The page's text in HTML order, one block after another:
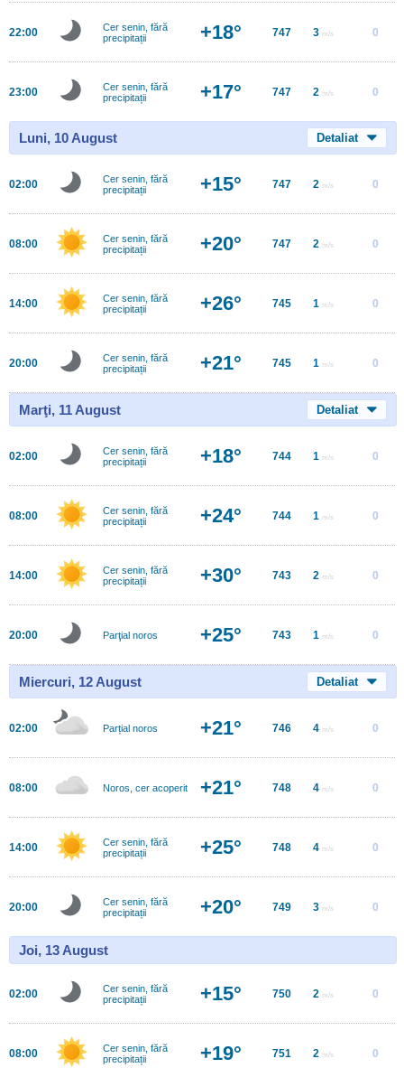
22:00
Cer senin, fără
precipitații
+18° 747 3 m/s 0
23:00
Cer senin, fără
precipitații
+17° 747 2 m/s 0
Luni, 10 August Detaliat
02:00
Cer senin, fără
precipitații
+15° 747 2 m/s 0
08:00
Cer senin, fără
precipitații
+20° 747 2 m/s 0
14:00
Cer senin, fără
precipitații
+26° 745 1 m/s 0
20:00
Cer senin, fără
precipitații
+21° 745 1 m/s 0
Marţi, 11 August Detaliat
02:00
Cer senin, fără
precipitații
+18° 744 1 m/s 0
08:00
Cer senin, fără
precipitații
+24° 744 1 m/s 0
14:00
Cer senin, fără
precipitații
+30° 743 2 m/s 0
20:00 Parţial noros +25° 743 1 m/s 0
Miercuri, 12 August Detaliat
02:00 Parțial noros +21° 746 4 m/s 0
08:00 Noros, cer acoperit +21° 748 4 m/s 0
14:00
Cer senin, fără
precipitații
+25° 748 4 m/s 0
20:00
Cer senin, fără
precipitații
+20° 749 3 m/s 0
Joi, 13 August
02:00
Cer senin, fără
precipitații
+15° 750 2 m/s 0
08:00
Cer senin, fără
precipitații
+19° 751 2 m/s 0